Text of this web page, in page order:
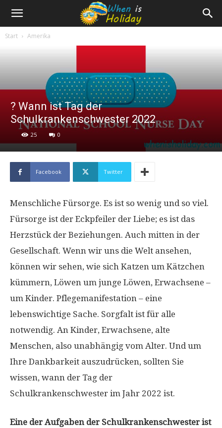
Start Amerika
? Wann ist Tag der
Schulkrankenschwester 2022
25 0
Facebook Twitter
Menschliche Fürsorge. Es ist so wenig und so viel.
Fürsorge ist der Eckpfeiler der Liebe; es ist das
Herzstück der Beziehungen. Auch mitten in der
Gesellschaft. Wenn wir uns die Welt ansehen,
können wir sehen, wie sich Katzen um Kätzchen
kümmern, Löwen um junge Löwen, Erwachsene –
um Kinder. Pflegemanifestation – eine
lebenswichtige Sache. Sorgfalt ist für alle
notwendig. An Kinder, Erwachsene, alte
Menschen, also unabhängig vom Alter. Und um
Ihre Dankbarkeit auszudrücken, sollten Sie
wissen, wann der Tag der
Schulkrankenschwester im Jahr 2022 ist.
Eine der Aufgaben der Schulkrankenschwester ist